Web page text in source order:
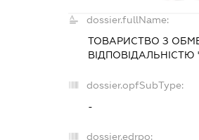
dossier.fullName:
ТОВАРИСТВО З
ВІДПОВІДАЛЬНІСТЮ
dossier.opfSubType:
-
dossier.edrpo: